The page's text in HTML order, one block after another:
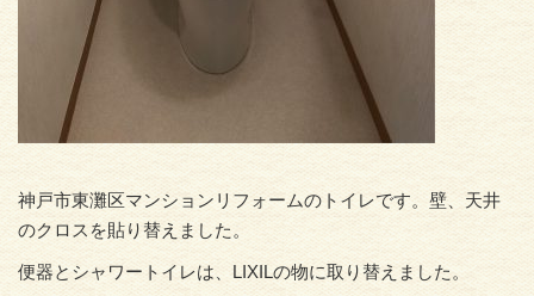
神戸市東灘区マンションリフォームのトイレです。壁、天井
のクロスを貼り替えました。
便器とシャワートイレは、LIXILの物に取り替えました。